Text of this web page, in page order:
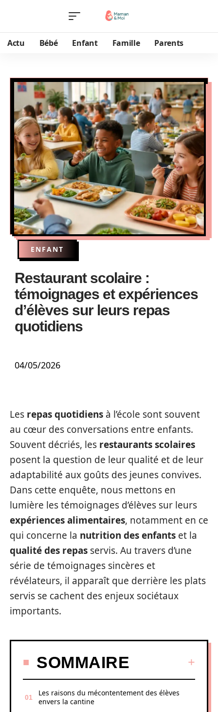
Actu Bébé Enfant Famille Parents
ENFANT
Restaurant scolaire :
témoignages et expériences
d’élèves sur leurs repas
quotidiens
04/05/2026
Les repas quotidiens à l’école sont souvent
au cœur des conversations entre enfants.
Souvent décriés, les restaurants scolaires
posent la question de leur qualité et de leur
adaptabilité aux goûts des jeunes convives.
Dans cette enquête, nous mettons en
lumière les témoignages d’élèves sur leurs
expériences alimentaires, notamment en ce
qui concerne la nutrition des enfants et la
qualité des repas servis. Au travers d’une
série de témoignages sincères et
révélateurs, il apparaît que derrière les plats
servis se cachent des enjeux sociétaux
importants.
SOMMAIRE
Les raisons du mécontentement des élèves
envers la cantine